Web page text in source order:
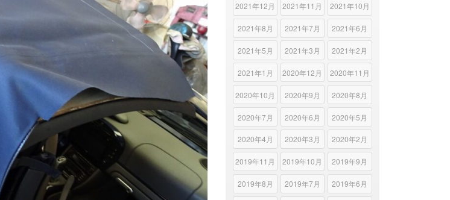
2021年12月 2021年11月 2021年10月
2021年8月 2021年7月 2021年6月
2021年5月 2021年3月 2021年2月
2021年1月 2020年12月 2020年11月
2020年10月 2020年9月 2020年8月
2020年7月 2020年6月 2020年5月
2020年4月 2020年3月 2020年2月
2019年11月 2019年10月 2019年9月
2019年8月 2019年7月 2019年6月